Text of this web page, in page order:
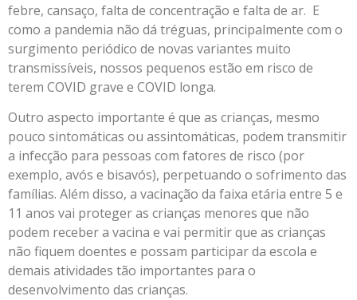
febre, cansaço, falta de concentração e falta de ar. E
como a pandemia não dá tréguas, principalmente com o
surgimento periódico de novas variantes muito
transmissíveis, nossos pequenos estão em risco de
terem COVID grave e COVID longa.
Outro aspecto importante é que as crianças, mesmo
pouco sintomáticas ou assintomáticas, podem transmitir
a infecção para pessoas com fatores de risco (por
exemplo, avós e bisavós), perpetuando o sofrimento das
famílias. Além disso, a vacinação da faixa etária entre 5 e
11 anos vai proteger as crianças menores que não
podem receber a vacina e vai permitir que as crianças
não fiquem doentes e possam participar da escola e
demais atividades tão importantes para o
desenvolvimento das crianças.